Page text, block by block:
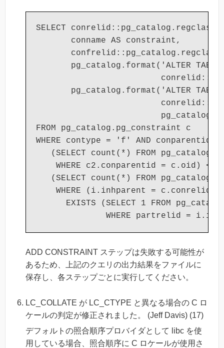
SELECT
       conname AS constraint,
pg_catalog.format('ALTER
pg_catalog.format('ALTER
FROM pg_catalog.pg_constraint c
WHERE contype = 'f' AND conparentid =
(SELECT count(*) FROM
    WHERE c2.conparentid = c.oid) <>
(SELECT count(*) FROM
WHERE (i.inhparent = c.conrelid
EXISTS (SELECT 1 FROM
ADD CONSTRAINT ステップは失敗する可能性が
あるため、上記のクエリの出力結果をファイルに
保存し、各ステップごとに実行してください。
LC_COLLATE が LC_CTYPE と異なる場合の C ロ
ケールの判定が修正されました。 (Jeff Davis) (17)
デフォルトの照合順序プロバイダとして libc を使
用している場合、照合順序に C ロケールが使用さ